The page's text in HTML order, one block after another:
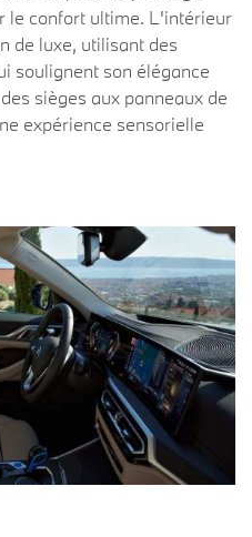
le confort ultime. L'intérieur
de luxe, utilisant des
soulignent son élégance
sièges aux panneaux de
expérience sensorielle